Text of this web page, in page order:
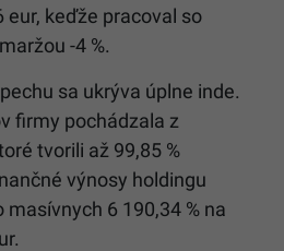
eur, keďže pracoval so
-4 %.
sa ukrýva úplne inde.
firmy pochádzala z
tvorili až 99,85 %
výnosy holdingu
6 190,34 % na